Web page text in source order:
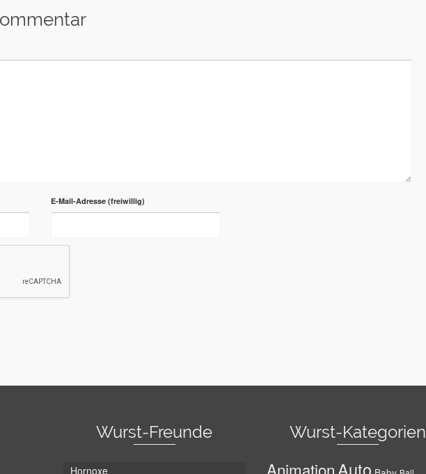
E-Mail-Adresse
Wurst-Freunde
Hornoxe
Wurst-Kategorien
Animation